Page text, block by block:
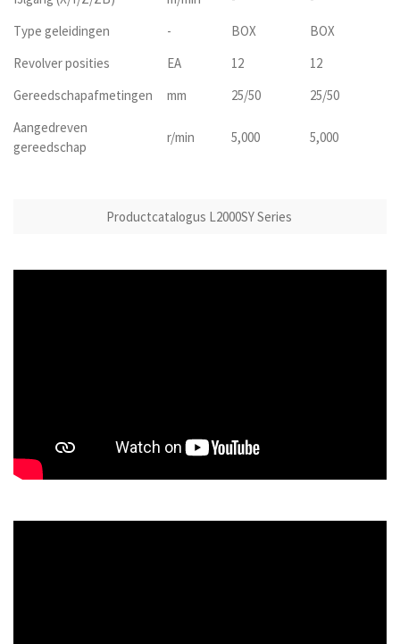
Type geleidingen
- BOX BOX
Revolver posities
EA 12 12
Gereedschapafmetingen
mm 25/50 25/50
Aangedreven
gereedschap
r/min 5,000 5,000
Productcatalogus L2000SY Series